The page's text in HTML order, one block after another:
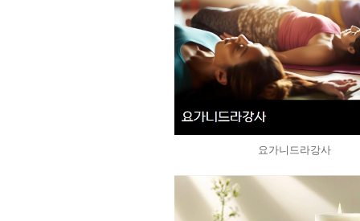
요가니드라강사